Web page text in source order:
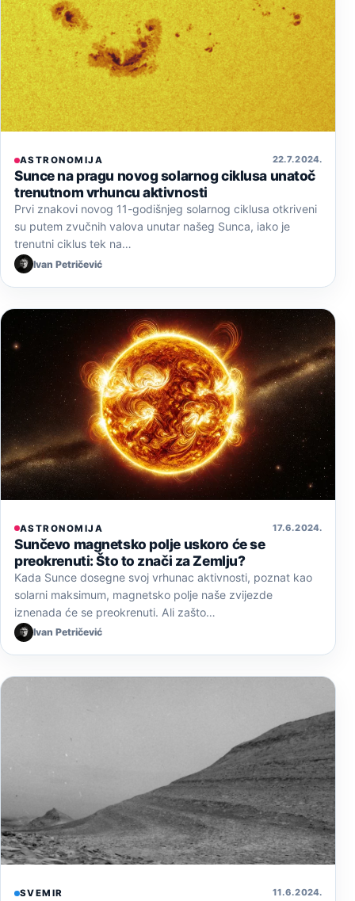
ASTRONOMIJA 22. 7. 2024.
Sunce na pragu novog solarnog ciklusa unatoč
trenutnom vrhuncu aktivnosti
Prvi znakovi novog 11-godišnjeg solarnog ciklusa otkriveni
su putem zvučnih valova unutar našeg Sunca, iako je
trenutni ciklus tek na…
Ivan Petričević
ASTRONOMIJA 17. 6. 2024.
Sunčevo magnetsko polje uskoro će se
preokrenuti: Što to znači za Zemlju?
Kada Sunce dosegne svoj vrhunac aktivnosti, poznat kao
solarni maksimum, magnetsko polje naše zvijezde
iznenada će se preokrenuti. Ali zašto…
Ivan Petričević
SVEMIR 11. 6. 2024.